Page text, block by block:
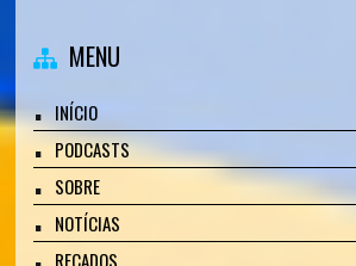
MENU
INÍCIO
PODCASTS
SOBRE
NOTÍCIAS
RECADOS